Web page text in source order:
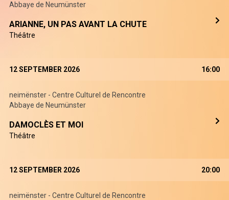
Abbaye de Neumünster
ARIANNE, UN PAS AVANT LA CHUTE
Théâtre
12 SEPTEMBER 2026 16:00
neimënster - Centre Culturel de Rencontre
Abbaye de Neumünster
DAMOCLÈS ET MOI
Théâtre
12 SEPTEMBER 2026 20:00
neimënster - Centre Culturel de Rencontre